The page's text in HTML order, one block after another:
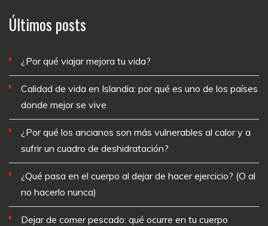
Últimos posts
¿Por qué viajar mejora tu vida?
Calidad de vida en Islandia: por qué es uno de los países
donde mejor se vive
¿Por qué los ancianos son más vulnerables al calor y a
sufrir un cuadro de deshidratación?
¿Qué pasa en el cuerpo al dejar de hacer ejercicio? (O al
no hacerlo nunca)
Dejar de comer pescado: qué ocurre en tu cuerpo